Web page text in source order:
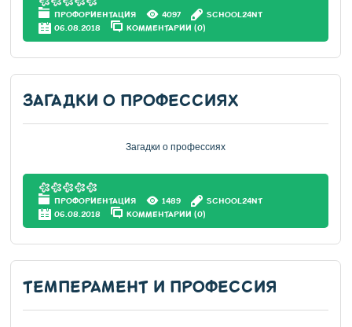
ПРОФОРИЕНТАЦИЯ 4097
SCHOOL24NT
06.08.2018
КОММЕНТАРИИ (0)
ЗАГАДКИ О ПРОФЕССИЯХ
Загадки о профессиях
ПРОФОРИЕНТАЦИЯ 1489
SCHOOL24NT
06.08.2018
КОММЕНТАРИИ (0)
ТЕМПЕРАМЕНТ И ПРОФЕССИЯ